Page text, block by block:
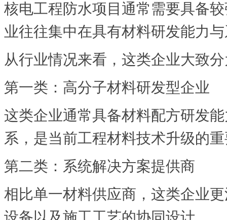
核电工程防水项目通常需要具备
业往往集中在具有材料研发能力
从行业情况来看，这类企业大致
第一类：高分子材料研发型企业
这类企业通常具备材料配方研发
系，是当前工程材料技术升级的
第二类：系统解决方案提供商
相比单一材料供应商，这类企业